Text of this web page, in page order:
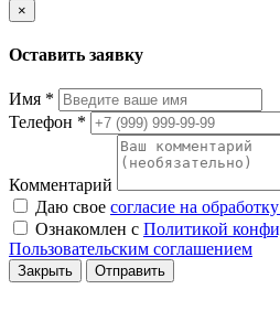
×
Оставить заявку
Имя *
Телефон *
Комментарий
Даю свое согласие на
Ознакомлен с Политикой
Пользовательским соглашением
Закрыть Отправить